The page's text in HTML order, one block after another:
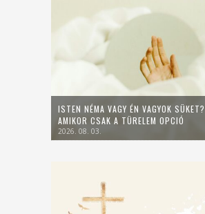
ISTEN NÉMA VAGY ÉN VAGYOK
AMIKOR CSAK A TÜRELEM OPCIÓ
2026. 08. 03.